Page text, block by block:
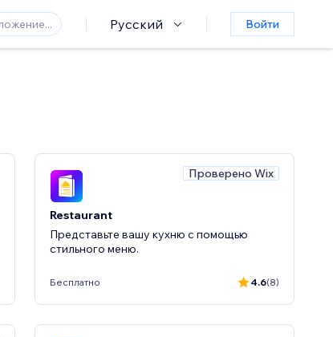
Русский Войти
Проверено Wix
Restaurant
Представьте вашу кухню с помощью
стильного меню.
Бесплатно 4.6(8)